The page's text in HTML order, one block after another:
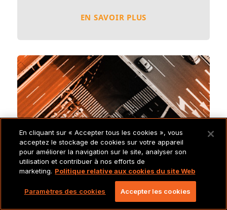
EN SAVOIR PLUS
Étude de cas Kuoni
Kuoni souhaitait un système amélioré
pour localiser ses brochures de
voyage. Découvrez comment une
gestion de la traduction flexible et
En cliquant sur « Accepter tous les cookies », vous
acceptez le stockage de cookies sur votre appareil
pour améliorer la navigation sur le site, analyser son
utilisation et contribuer à nos efforts de
marketing. Politique relative aux cookies du site Web
Paramètres des cookies Accepter les cookies